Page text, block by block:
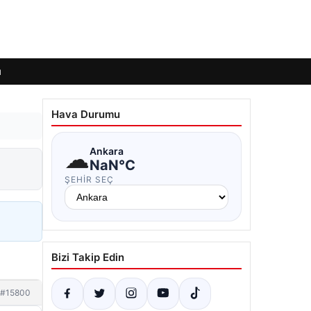
#15800
Hava Durumu
☁Ankara
NaN°C
ŞEHIR SEÇ
Bizi Takip Edin